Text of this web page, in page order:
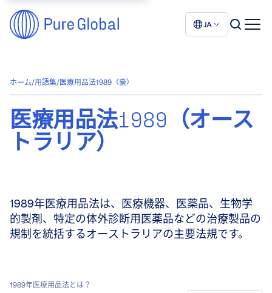
JA
ホーム/用語集/医療用品法1989（豪）
医療用品法1989（オース
トラリア）
1989年医療用品法は、医療機器、医薬品、生物学
的製剤、特定の体外診断用医薬品などの治療製品の
規制を統括するオーストラリアの主要法規です。
1989年医療用品法とは？